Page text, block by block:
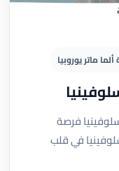
ماتر يوروبيا
فرصة
في قلب